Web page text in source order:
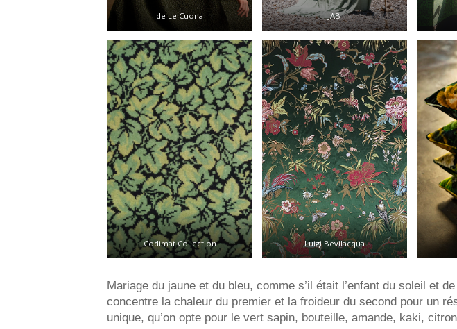
de Le Cuona JAB
Codimat Collection Luigi Bevilacqua
Mariage du jaune et du bleu, comme s’il était l’enfant du soleil et
concentre la chaleur du premier et la froideur du second pour un
unique, qu’on opte pour le vert sapin, bouteille, amande, kaki,